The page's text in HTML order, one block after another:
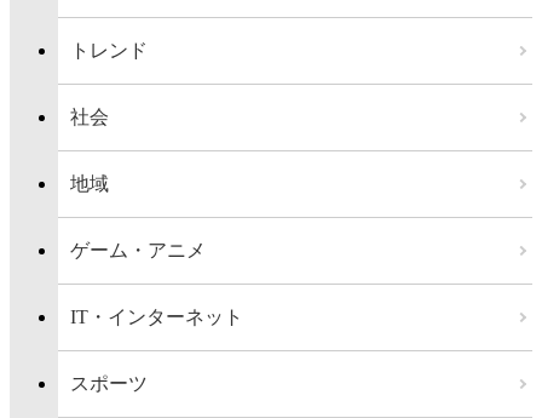
トレンド
社会
地域
ゲーム・アニメ
IT・インターネット
スポーツ